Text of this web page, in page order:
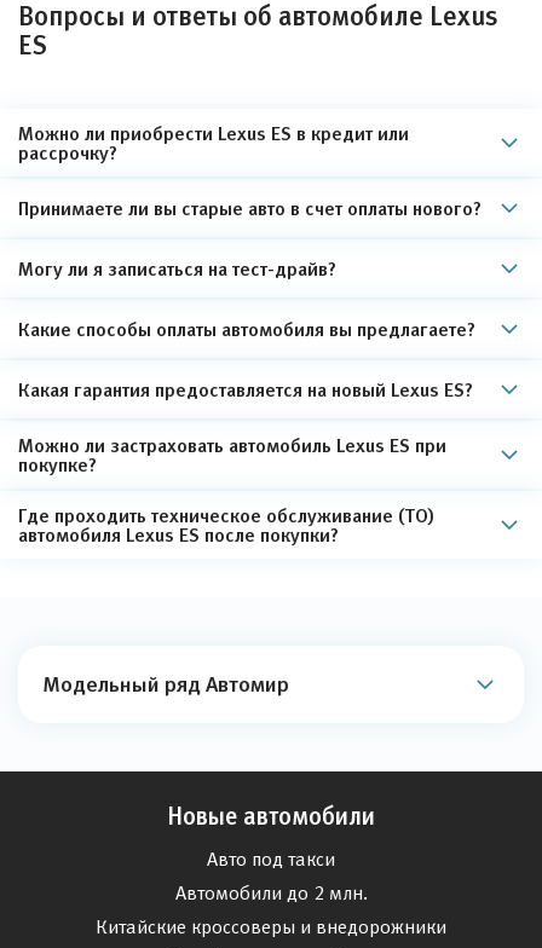
Вопросы и ответы об автомобиле Lexus
ES
Можно ли приобрести Lexus ES в кредит или
рассрочку?
Принимаете ли вы старые авто в счет оплаты нового?
Могу ли я записаться на тест-драйв?
Какие способы оплаты автомобиля вы предлагаете?
Какая гарантия предоставляется на новый Lexus ES?
Можно ли застраховать автомобиль Lexus ES при
покупке?
Где проходить техническое обслуживание (ТО)
автомобиля Lexus ES после покупки?
Модельный ряд Автомир
Новые автомобили
Авто под такси
Автомобили до 2 млн.
Китайские кроссоверы и внедорожники